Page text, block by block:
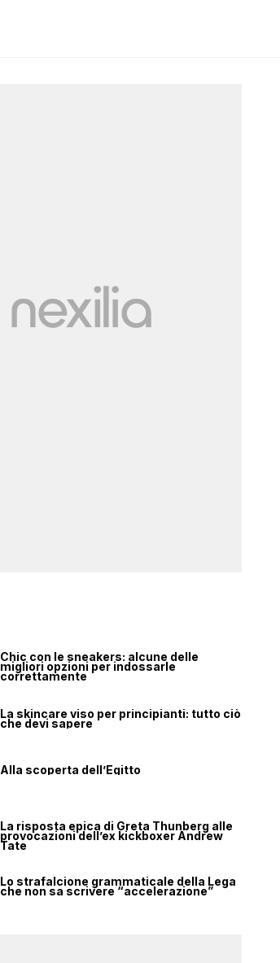
Chic con le sneakers: alcune delle
migliori opzioni per indossarle
correttamente
La skincare viso per principianti: tutto ciò
che devi sapere
Alla scoperta dell’Egitto
La risposta epica di Greta Thunberg alle
provocazioni dell’ex kickboxer Andrew
Tate
Lo strafalcione grammaticale della Lega
che non sa scrivere “accelerazione”